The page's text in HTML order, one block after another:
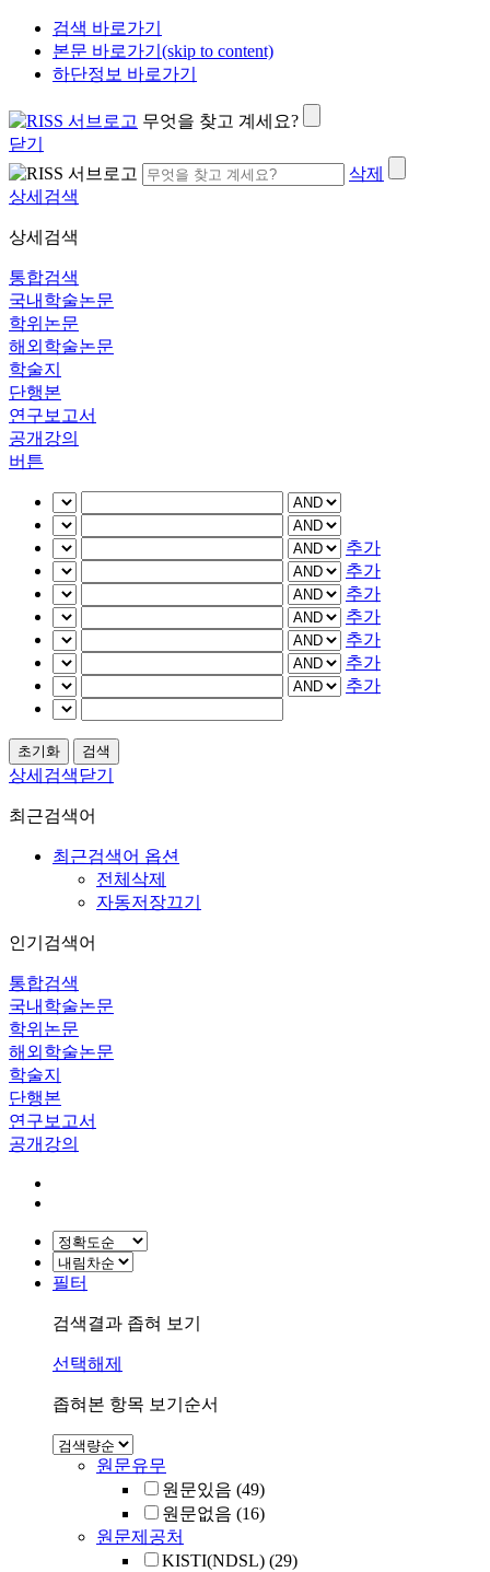
검색 바로가기
본문 바로가기(skip to content)
하단정보 바로가기
무엇을 찾고 계세요?
닫기
삭제
상세검색
상세검색
통합검색
국내학술논문
학위논문
해외학술논문
학술지
단행본
연구보고서
공개강의
버튼
추가
추가
추가
추가
추가
추가
추가
상세검색닫기
최근검색어
최근검색어 옵션
전체삭제
자동저장끄기
인기검색어
통합검색
국내학술논문
학위논문
해외학술논문
학술지
단행본
연구보고서
공개강의
필터
검색결과 좁혀 보기
선택해제
좁혀본 항목 보기순서
원문유무
원문있음 (49)
원문없음 (16)
원문제공처
KISTI(NDSL) (29)